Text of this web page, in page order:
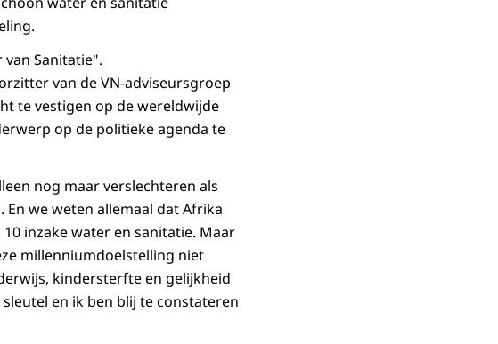
Sanitatie".
van de VN-adviseursgroep
te vestigen op de wereldwijde
op de politieke agenda te
nog maar verslechteren als
we weten allemaal dat Afrika
inzake water en sanitatie. Maar
millenniumdoelstelling niet
kindersterfte en gelijkheid
en ik ben blij te constateren